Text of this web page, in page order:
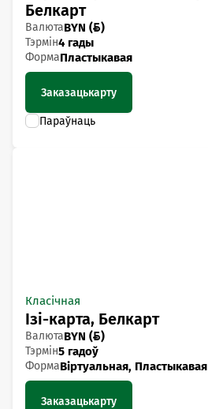
Белкарт
ВалютаBYN ()
Тэрмін4 гады
ФормаПластыкавая
Заказацькарту
Класічная
Ізі-карта, Белкарт
ВалютаBYN ()
Тэрмін5 гадоў
ФормаВіртуальная, Пластыкавая
Заказацькарту